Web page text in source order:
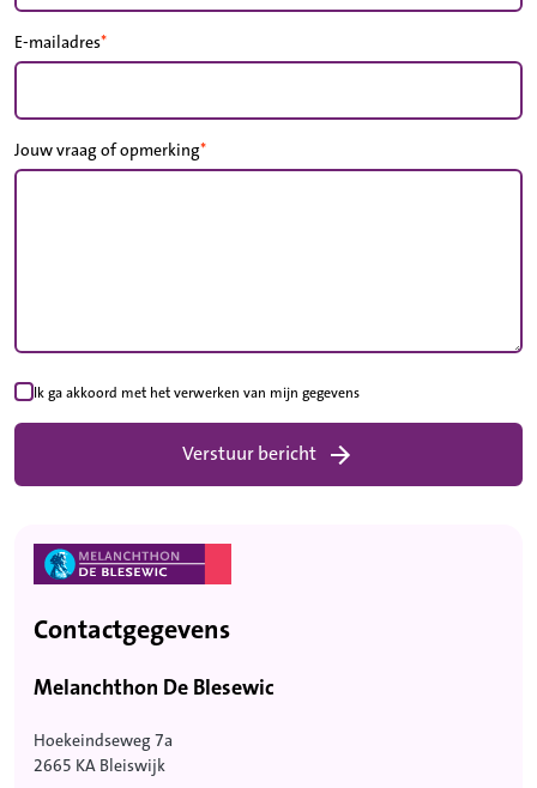
E-mailadres
Jouw vraag of opmerking
Ik ga akkoord met het verwerken van mijn gegevens
Verstuur bericht
Contactgegevens
Melanchthon De Blesewic
Hoekeindseweg 7a
2665 KA Bleiswijk